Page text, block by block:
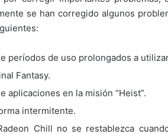
se han corregido algunos
de uso prolongados a
Fantasy.
aplicaciones en la misión “Heist”.
intermitente.
Chill no se restablezca